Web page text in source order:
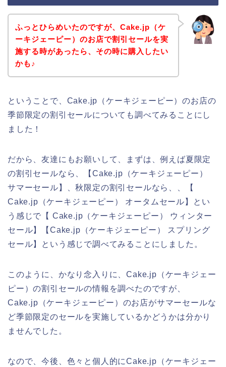
ふっとひらめいたのですが、Cake.jp（ケ
ーキジェーピー）のお店で割引セールを実
施する時があったら、その時に購入したい
かも♪
ということで、Cake.jp（ケーキジェーピー）のお店の
季節限定の割引セールについても調べてみることにし
ました！
だから、友達にもお願いして、まずは、例えば夏限定
の割引セールなら、【Cake.jp（ケーキジェーピー）
サマーセール】、秋限定の割引セールなら、、【
Cake.jp（ケーキジェーピー） オータムセール】とい
う感じで【 Cake.jp（ケーキジェーピー） ウィンター
セール】【Cake.jp（ケーキジェーピー） スプリング
セール】という感じで調べてみることにしました。
このように、かなり念入りに、Cake.jp（ケーキジェー
ピー）の割引セールの情報を調べたのですが、
Cake.jp（ケーキジェーピー）のお店がサマーセールな
ど季節限定のセールを実施しているかどうかは分かり
ませんでした。
なので、今後、色々と個人的にCake.jp（ケーキジェー